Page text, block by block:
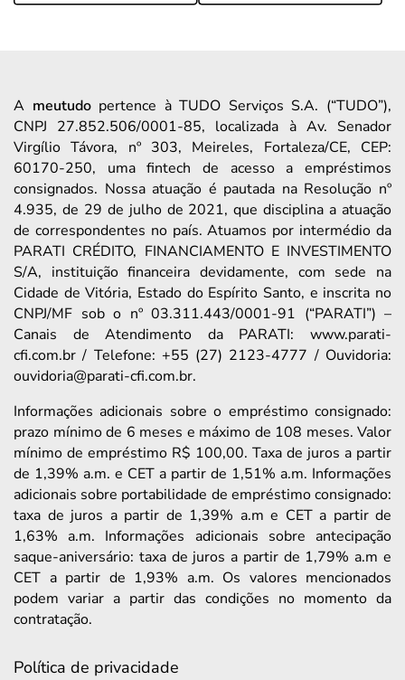
A meutudopertence à TUDO Serviços S.A. (“TUDO”),
CNPJ 27.852.506/0001-85, localizada à Av. Senador
Virgílio Távora, nº 303, Meireles, Fortaleza/CE, CEP:
60170-250, uma fintech de acesso a empréstimos
consignados. Nossa atuação é pautada na Resolução nº
4.935, de 29 de julho de 2021, que disciplina a atuação
de correspondentes no país. Atuamos por intermédio da
PARATI CRÉDITO, FINANCIAMENTO E INVESTIMENTO
S/A, instituição financeira devidamente, com sede na
Cidade de Vitória, Estado do Espírito Santo, e inscrita no
CNPJ/MF sob o nº 03.311.443/0001-91 (“PARATI”) –
Canais de Atendimento da PARATI: www.parati-
cfi.com.br / Telefone: +55 (27) 2123-4777 / Ouvidoria:
ouvidoria@parati-cfi.com.br.
Informações adicionais sobre o empréstimo consignado:
prazo mínimo de 6 meses e máximo de 108 meses. Valor
mínimo de empréstimo R$ 100,00. Taxa de juros a partir
de 1,39% a.m. e CET a partir de 1,51% a.m. Informações
adicionais sobre portabilidade de empréstimo consignado:
taxa de juros a partir de 1,39% a.m e CET a partir de
1,63% a.m. Informações adicionais sobre antecipação
saque-aniversário: taxa de juros a partir de 1,79% a.m e
CET a partir de 1,93% a.m. Os valores mencionados
podem variar a partir das condições no momento da
contratação.
Política de privacidade